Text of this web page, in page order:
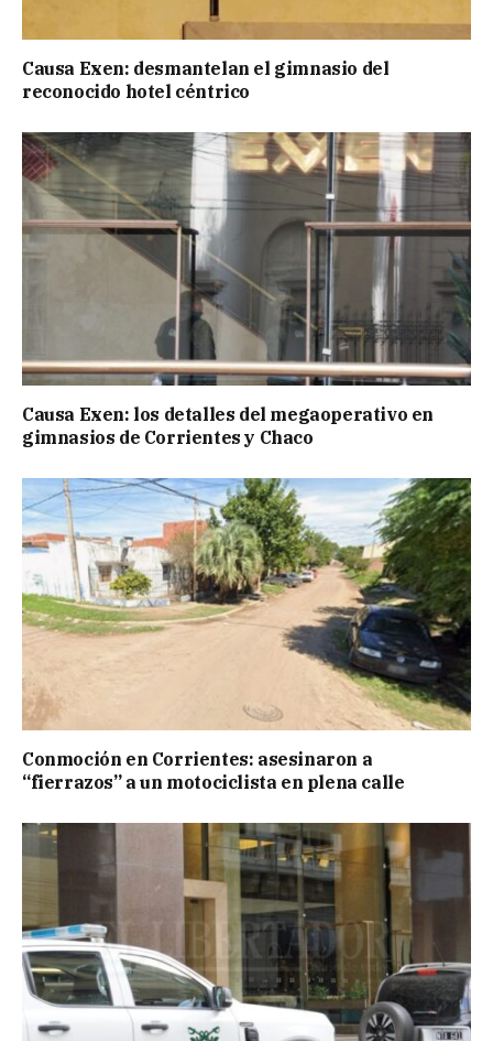
Causa Exen: desmantelan el gimnasio del
reconocido hotel céntrico
Causa Exen: los detalles del megaoperativo en
gimnasios de Corrientes y Chaco
Conmoción en Corrientes: asesinaron a
“fierrazos” a un motociclista en plena calle